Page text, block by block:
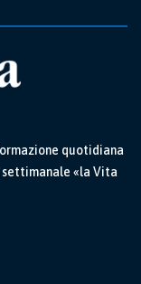
quotidiana
«la Vita